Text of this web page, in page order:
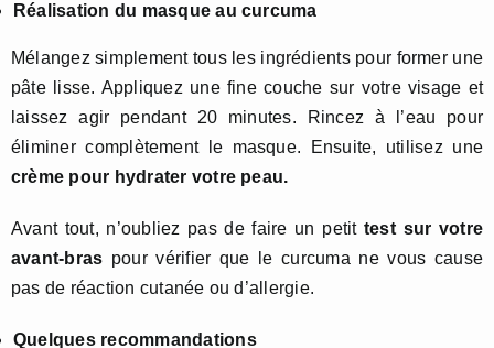
Réalisation du masque au curcuma
Mélangez simplement tous les ingrédients pour former une
pâte lisse. Appliquez une fine couche sur votre visage et
laissez agir pendant 20 minutes. Rincez à l’eau pour
éliminer complètement le masque. Ensuite, utilisez une
crème pour hydrater votre peau.
Avant tout, n’oubliez pas de faire un petittest sur votre
avant-bras pour vérifier que le curcuma ne vous cause
pas de réaction cutanée ou d’allergie.
Quelques recommandations